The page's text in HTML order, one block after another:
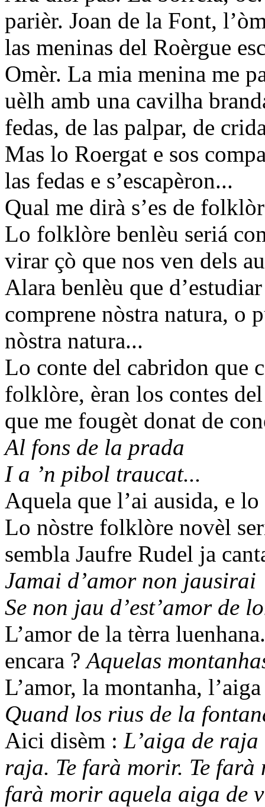
parièr. Joan de la Font,
las meninas del Roèrgue
Omèr. La mia menina me
uèlh amb una cavilha
fedas, de las palpar, de
Mas lo Roergat e sos
las fedas e s’escapèron...
Qual me dirà s’es de
Lo folklòre benlèu seriá
virar çò que nos ven dels
Alara benlèu que
comprene nòstra natura, o
nòstra natura...
Lo conte del cabridon que
folklòre, èran los contes
que me fougèt donat de
Al fons de la prada
I a ’n pibol traucat...
Aquela que l’ai ausida, e
Lo nòstre folklòre novèl
sembla Jaufre Rudel ja
Jamai d’amor non jausirai
Se non jau d’est’amor de
L’amor de la tèrra
encara ?Aquelas
L’amor, la montanha,
Quand los rius de la
Aici disèm : L’aiga de
raja. Te farà morir. Te
farà morir aquela aiga de